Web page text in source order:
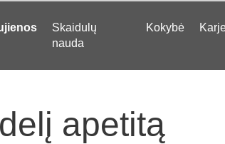
Skaidulų
nauda
Kokybė
apetitą